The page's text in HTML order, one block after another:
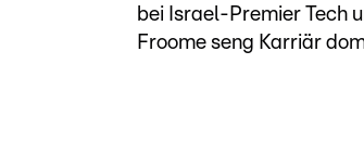
bei Israel-Premier Tech
Froome seng Karriär